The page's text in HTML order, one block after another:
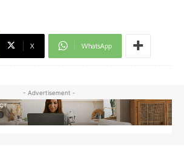
X WhatsApp
- Advertisement -